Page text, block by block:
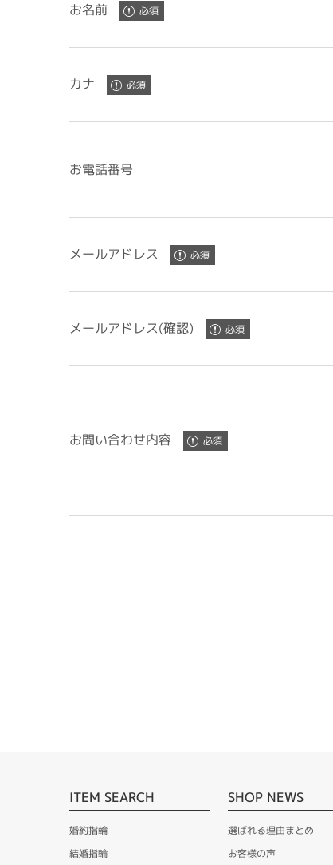
お名前
カナ
お電話番号
メールアドレス
メールアドレス(確認)
お問い合わせ内容
ITEM SEARCH
婚約指輪
結婚指輪
SHOP NEWS
選ばれる理由まとめ
お客様の声